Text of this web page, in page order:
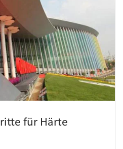
für Härte